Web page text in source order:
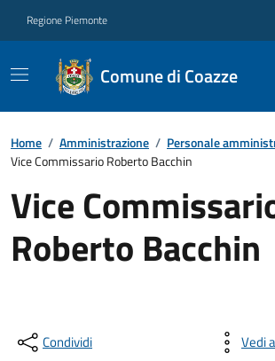
Regione Piemonte
Comune di Coazze
Home / Amministrazione / Personale
Vice Commissario Roberto Bacchin
Vice
Roberto Bacchin
Condividi Vedi